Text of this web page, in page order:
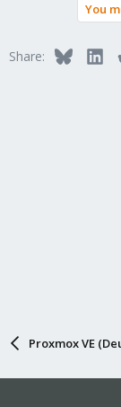
You
Share: Bluesky
Proxmox VE